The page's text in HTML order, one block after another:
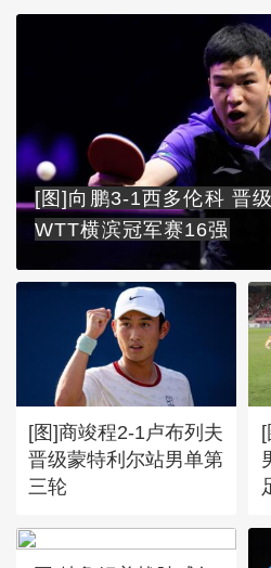
[图]向鹏3-1西多伦科 晋级
WTT横滨冠军赛16强
[图]商竣程2-1卢布列夫
晋级蒙特利尔站男单第
三轮